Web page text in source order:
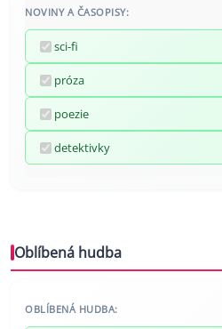
NOVINY A ČASOPISY:
sci-fi
próza
poezie
detektivky
Oblíbená hudba
OBLÍBENÁ HUDBA: